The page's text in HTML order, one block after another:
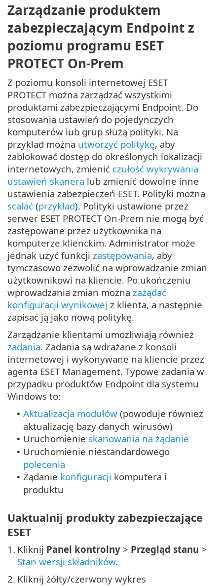
Zarządzanie produktem
zabezpieczającym Endpoint z
poziomu programu ESET
PROTECT On-Prem
Z poziomu konsoli internetowej ESET
PROTECT można zarządzać wszystkimi
produktami zabezpieczającymi Endpoint. Do
stosowania ustawień do pojedynczych
komputerów lub grup służą polityki. Na
przykład można utworzyć politykę, aby
zablokować dostęp do określonych lokalizacji
internetowych, zmienić czułość wykrywania
ustawień skanera lub zmienić dowolne inne
ustawienia zabezpieczeń ESET. Polityki można
scalać (przykład). Polityki ustawione przez
serwer ESET PROTECT On-Prem nie mogą być
zastępowane przez użytkownika na
komputerze klienckim. Administrator może
jednak użyć funkcji zastępowania, aby
tymczasowo zezwolić na wprowadzanie zmian
użytkownikowi na kliencie. Po ukończeniu
wprowadzania zmian można zażądać
konfiguracji wynikowej z klienta, a następnie
zapisać ją jako nową politykę.
Zarządzanie klientami umożliwiają również
zadania. Zadania są wdrażane z konsoli
internetowej i wykonywane na kliencie przez
agenta ESET Management. Typowe zadania w
przypadku produktów Endpoint dla systemu
Windows to:
• Aktualizacja modułów (powoduje również
aktualizację bazy danych wirusów)
• Uruchomienie skanowania na żądanie
• Uruchomienie niestandardowego
polecenia
• Żądanie konfiguracji komputera i
produktu
Uaktualnij produkty zabezpieczające
ESET
1. Kliknij Panel kontrolny > Przegląd stanu >
Stan wersji składników.
2. Kliknij żółty/czerwony wykres